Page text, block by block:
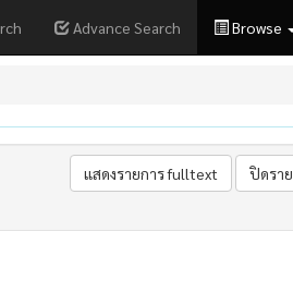
Advance Search Browse